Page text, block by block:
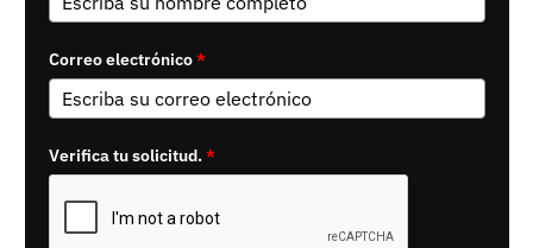
Correo electrónico*
Verifica tu solicitud.*